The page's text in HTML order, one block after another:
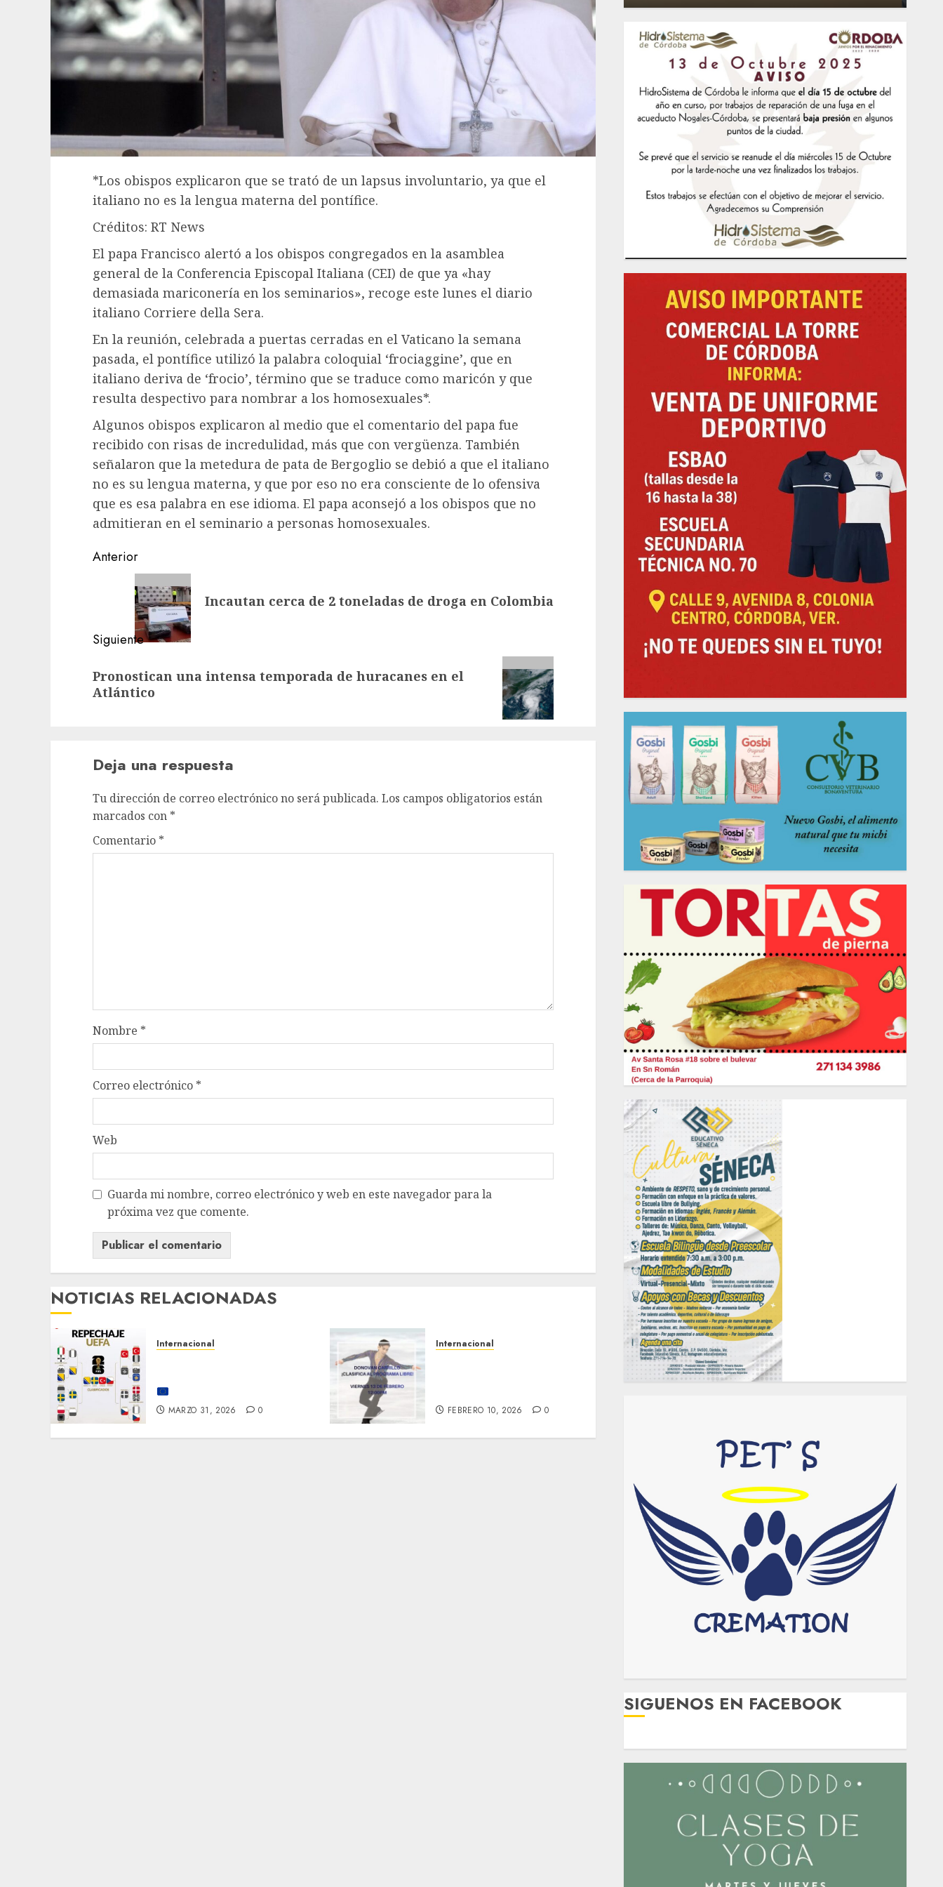
*Los obispos explicaron que se trató de un lapsus involuntario, ya que el
italiano no es la lengua materna del pontífice.
Créditos: RT News
El papa Francisco alertó a los obispos congregados en la asamblea
general de la Conferencia Episcopal Italiana (CEI) de que ya «hay
demasiada mariconería en los seminarios», recoge este lunes el diario
italiano Corriere della Sera.
En la reunión, celebrada a puertas cerradas en el Vaticano la semana
pasada, el pontífice utilizó la palabra coloquial ‘frociaggine’, que en
italiano deriva de ‘frocio’, término que se traduce como maricón y que
resulta despectivo para nombrar a los homosexuales*.
Algunos obispos explicaron al medio que el comentario del papa fue
recibido con risas de incredulidad, más que con vergüenza. También
señalaron que la metedura de pata de Bergoglio se debió a que el italiano
no es su lengua materna, y que por eso no era consciente de lo ofensiva
que es esa palabra en ese idioma. El papa aconsejó a los obispos que no
admitieran en el seminario a personas homosexuales.
Navegación
entradas
Anterior
Entrada
anterior:
Incautan cerca de 2 toneladas de droga en Colombia
Siguiente
entrada:
Pronostican una intensa temporada de huracanes en el
Atlántico
Deja una respuesta
Tu dirección de correo electrónico no será publicada. Los campos obligatorios están
marcados con *
Comentario *
Nombre *
Correo electrónico *
Web
Guarda mi nombre, correo electrónico y web en este navegador para la
próxima vez que comente.
NOTICIAS RELACIONADAS
Internacional
MARZO 31, 2026 0
Internacional
FEBRERO 10, 2026 0
SIGUENOS EN FACEBOOK